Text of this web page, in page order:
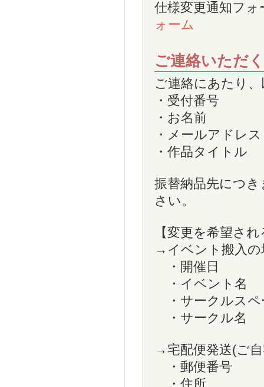
仕様変更通知フ
ォーム
ご連絡いただ
ご連絡にあたり
・受付番号
・お名前
・メールアドレス
・作品タイトル
振替納品先につ
さい。
【変更を希望さ
→イベント搬入の
・開催日
・イベント名
・サークルスペ
・サークル名
→宅配便発送(ご
・郵便番号